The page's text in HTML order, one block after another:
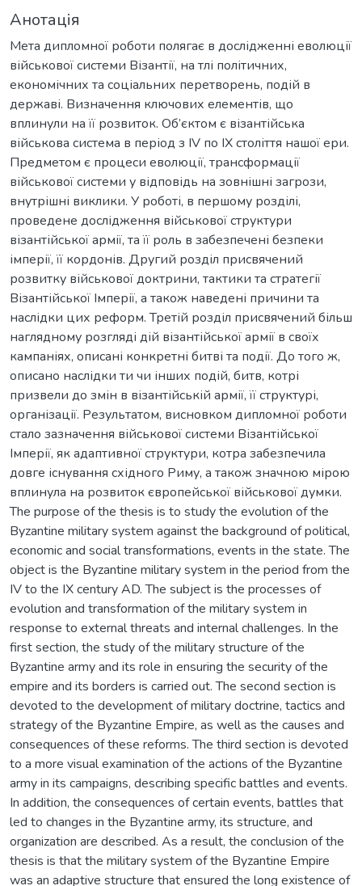
Анотація
Мета дипломної роботи полягає в дослідженні еволюції
військової системи Візантії, на тлі політичних,
економічних та соціальних перетворень, подій в
державі. Визначення ключових елементів, що
вплинули на її розвиток. Об’єктом є візантійська
військова система в період з IV по IX століття нашої ери.
Предметом є процеси еволюції, трансформації
військової системи у відповідь на зовнішні загрози,
внутрішні виклики. У роботі, в першому розділі,
проведене дослідження військової структури
візантійської армії, та її роль в забезпечені безпеки
імперії, її кордонів. Другий розділ присвячений
розвитку військової доктрини, тактики та стратегії
Візантійської Імперії, а також наведені причини та
наслідки цих реформ. Третій розділ присвячений більш
наглядному розгляді дій візантійської армії в своїх
кампаніях, описані конкретні битві та події. До того ж,
описано наслідки ти чи інших подій, битв, котрі
призвели до змін в візантійській армії, її структурі,
організації. Результатом, висновком дипломної роботи
стало зазначення військової системи Візантійської
Імперії, як адаптивної структури, котра забезпечила
довге існування східного Риму, а також значною мірою
вплинула на розвиток європейської військової думки.
The purpose of the thesis is to study the evolution of the
Byzantine military system against the background of political,
economic and social transformations, events in the state. The
object is the Byzantine military system in the period from the
IV to the IX century AD. The subject is the processes of
evolution and transformation of the military system in
response to external threats and internal challenges. In the
first section, the study of the military structure of the
Byzantine army and its role in ensuring the security of the
empire and its borders is carried out. The second section is
devoted to the development of military doctrine, tactics and
strategy of the Byzantine Empire, as well as the causes and
consequences of these reforms. The third section is devoted
to a more visual examination of the actions of the Byzantine
army in its campaigns, describing specific battles and events.
In addition, the consequences of certain events, battles that
led to changes in the Byzantine army, its structure, and
organization are described. As a result, the conclusion of the
thesis is that the military system of the Byzantine Empire
was an adaptive structure that ensured the long existence of